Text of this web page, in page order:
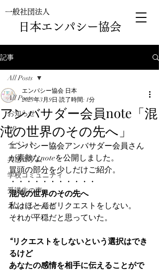
日本エンパシー協会
一般社団法人
記事
All Posts
お知らせ
PR
イベント
共感コラム
学校コミュニティ
受講生の声
エンパシー通信
All Posts
アンバサダー会員note「混
沌の世界のその先へ」
エンパシー協会 日本
2023年3月9日 読了時間: 1分
エンパシー協会アンバサダー会員さん
が素敵なnoteを公開しました。
冒頭の部分を少しだけご紹介。
・・・・・・・・・・・
混沌の世界のその先へ
私はほとんどリクエストをしない。
それが平穏だと思っていた。
“リクエストをしないという選択はでき
るけど
あなたの感情を相手に伝えることがで